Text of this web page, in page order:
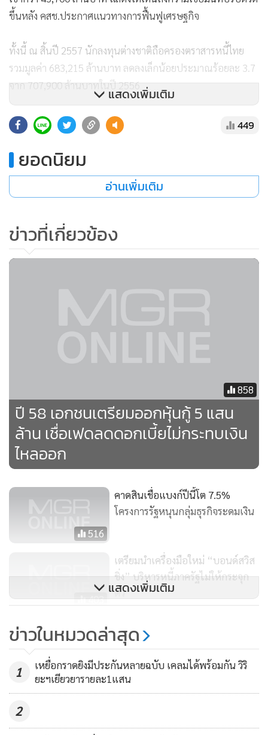
ขึ้นหลัง คสช.ประกาศแนวทางการฟื้นฟูเศรษฐกิจ
ทั้งนี้ ณ สิ้นปี 2557 นักลงทุนต่างชาติถือครองตราสารหนี้ไทย
รวมมูลค่า 683,215 ล้านบาท ลดลงเล็กน้อยประมาณร้อยละ 3.7
จาก 707,900 ล้านบาทในปี 2556
“แม้ว่าเศรษฐกิจในปี 2557 จะยังขยายตัวในระดับต่ำ แต่ภาค
เอกชนกลับระดมทุนผ่านการออกตราสารหนี้สูงสุดเป็น
ประวัติการณ์ในจังหวะที่อัตราดอกเบี้ยในตลาดทรงตัวอยู่ใน
ระดับต่ำ และคาดว่าในปี 2558 จะมีมูลค่าการออกหุ้นกู้ประมาณ
520,000-540,000 ล้านบาท”
คาดยังไม่ขึ้น ดบ.
นายธาดา
ขณะที่การขึ้นดอกเบี้ยของสหรัฐฯ ก็ไม่น่าจะกระทบต่อเงินทุนที่
จะไหลออกจากตลาดตราสารหนี้ไทยนัก เพราะการขึ้นดอกเบี้ย
ของสหรัฐฯ จะปรับขึ้นไปอย่างช้าๆ ส่วนอัตราดอกเบี้ยระยะยาวมี
โอกาสปรับตัวสูงขึ้นอย่างเร็วที่สุดในช่วงไตรมาส 2 ของปี 2558
เนื่องจากเศรษฐกิจของประเทศกลุ่มยูโรโซน และญี่ปุ่น ยังฟื้นตัว
ช้ากว่าที่คาดการณ์ไว้ ในขณะที่จีนได้มีการปรับทิศทางของ
นโยบายการเงิน และเศรษฐกิจสหรัฐฯ เริ่มฟื้นตัว
นอกจากนี้ยังกล่าวถึงบทบาทของสมาคมตลาดตราสารหนี้ว่า
ทางสมาคมฯ ได้เสนอต่อสภาตลาดทุนในเรื่องการเป็นตัวกลางใน
การให้ความรู้แก่นักลงทุนในตลาดทุนไม่เพียงแต่การลงทุนใน
ตราสารหนี้เท่านั้น และได้เสนอให้มีการออกตราสารหนี้เพื่อ
ระดมทุนในการลงทุนโครงสร้างพื้นฐาน ซึ่งจะเป็นตราสารหนี้ที่
ให้ผลตอบแทนสูงและไม่เกิดหนี้สาธารณะซึ่งได้มีการให้ความรู้
ผ่านบางบริษัทไปบ้างแล้ว
แสดงเพิ่มเติม
449
ยอดนิยม
อ่านเพิ่มเติม
ข่าวที่เกี่ยวข้อง
858
ปี 58 เอกชนเตรียมออกหุ้นกู้ 5 แสน
ล้าน เชื่อเฟดลดดอกเบี้ยไม่กระทบเงิน
ไหลออก
516
คาดสินเชื่อแบงก์ปีนี้โต 7.5%
โครงการรัฐหนุนกลุ่มธุรกิจระดมเงิน
403
เตรียมนำเครื่องมือใหม่ “บอนด์สวิส
ชิ่ง” บริหารหนี้ภาครัฐไม่ให้กระจุก
ตัว
791
ตลาดบอนด์ต่อเนื่อง คาดปีหน้า
ดอกเบี้ยขึ้น
แสดงเพิ่มเติม
ข่าวในหมวดล่าสุด
1
เหยื่อกราดยิงมีประกันหลายฉบับ เคลมได้พร้อมกัน วิริ
ยะฯเยียวยารายละ1แสน
2